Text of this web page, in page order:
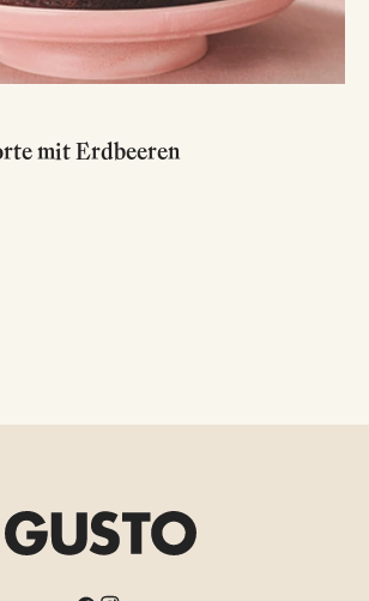
mit Erdbeeren